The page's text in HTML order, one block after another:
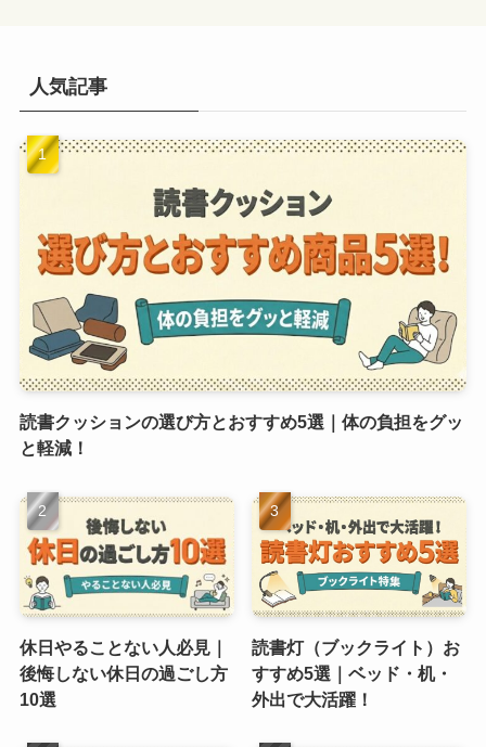
人気記事
読書クッションの選び方とおすすめ5選｜体の負担をグッ
と軽減！
休日やることない人必見｜
後悔しない休日の過ごし方
10選
読書灯（ブックライト）お
すすめ5選｜ベッド・机・
外出で大活躍！